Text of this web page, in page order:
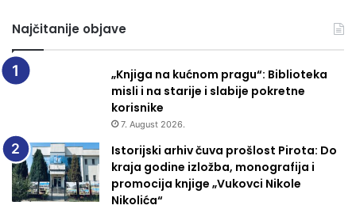
Najčitanije objave
„Knjiga na kućnom pragu“: Biblioteka
misli i na starije i slabije pokretne
korisnike
7. August 2026.
Istorijski arhiv čuva prošlost Pirota: Do
kraja godine izložba, monografija i
promocija knjige „Vukovci Nikole
Nikolića“